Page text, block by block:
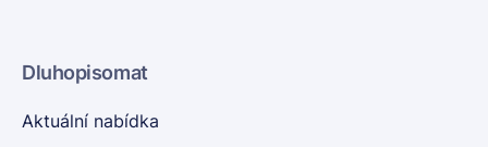
Dluhopisomat
Aktuální nabídka